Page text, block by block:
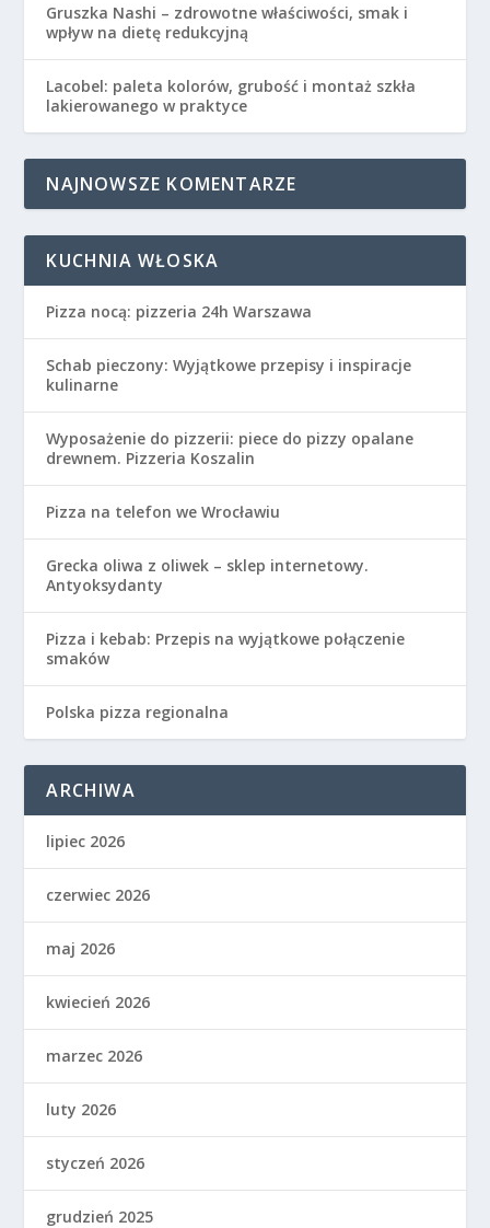
Gruszka Nashi – zdrowotne właściwości, smak i
wpływ na dietę redukcyjną
Lacobel: paleta kolorów, grubość i montaż szkła
lakierowanego w praktyce
NAJNOWSZE KOMENTARZE
KUCHNIA WŁOSKA
Pizza nocą: pizzeria 24h Warszawa
Schab pieczony: Wyjątkowe przepisy i inspiracje
kulinarne
Wyposażenie do pizzerii: piece do pizzy opalane
drewnem. Pizzeria Koszalin
Pizza na telefon we Wrocławiu
Grecka oliwa z oliwek – sklep internetowy.
Antyoksydanty
Pizza i kebab: Przepis na wyjątkowe połączenie
smaków
Polska pizza regionalna
ARCHIWA
lipiec 2026
czerwiec 2026
maj 2026
kwiecień 2026
marzec 2026
luty 2026
styczeń 2026
grudzień 2025